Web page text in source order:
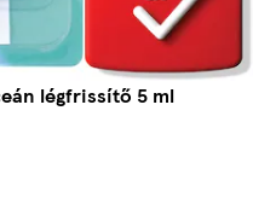
légfrissítő 5 ml